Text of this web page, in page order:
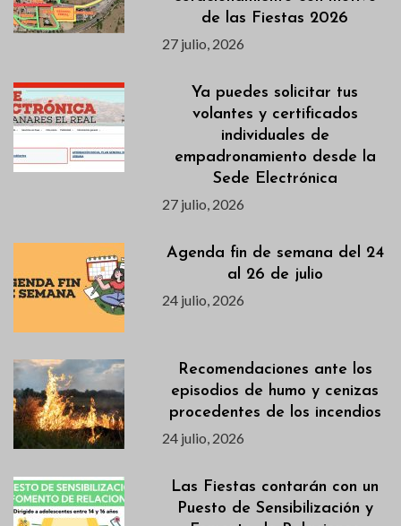
de las Fiestas 2026
27 julio, 2026
Ya puedes solicitar tus
volantes y certificados
individuales de
empadronamiento desde la
Sede Electrónica
27 julio, 2026
Agenda fin de semana del 24
al 26 de julio
24 julio, 2026
Recomendaciones ante los
episodios de humo y cenizas
procedentes de los incendios
24 julio, 2026
Las Fiestas contarán con un
Puesto de Sensibilización y